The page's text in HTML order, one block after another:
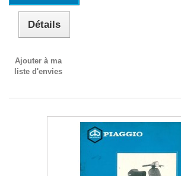
Détails
Ajouter à ma
liste d'envies